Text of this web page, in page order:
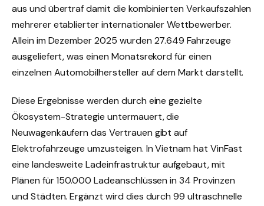
aus und übertraf damit die kombinierten Verkaufszahlen
mehrerer etablierter internationaler Wettbewerber.
Allein im Dezember 2025 wurden 27.649 Fahrzeuge
ausgeliefert, was einen Monatsrekord für einen
einzelnen Automobilhersteller auf dem Markt darstellt.
Diese Ergebnisse werden durch eine gezielte
Ökosystem-Strategie untermauert, die
Neuwagenkäufern das Vertrauen gibt auf
Elektrofahrzeuge umzusteigen. In Vietnam hat VinFast
eine landesweite Ladeinfrastruktur aufgebaut, mit
Plänen für 150.000 Ladeanschlüssen in 34 Provinzen
und Städten. Ergänzt wird dies durch 99 ultraschnelle